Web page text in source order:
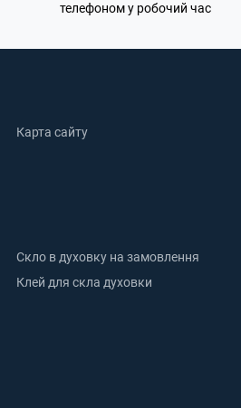
телефоном у робочий час
Карта сайту
Скло в духовку на замовлення
Клей для скла духовки